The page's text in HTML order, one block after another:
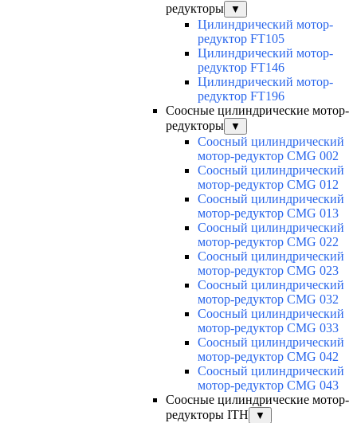
редукторы
▼
Цилиндрический мотор-
редуктор FT105
Цилиндрический мотор-
редуктор FT146
Цилиндрический мотор-
редуктор FT196
Соосные цилиндрические мотор-
редукторы
▼
Соосный цилиндрический
мотор-редуктор CMG 002
Соосный цилиндрический
мотор-редуктор CMG 012
Соосный цилиндрический
мотор-редуктор CMG 013
Соосный цилиндрический
мотор-редуктор CMG 022
Соосный цилиндрический
мотор-редуктор CMG 023
Соосный цилиндрический
мотор-редуктор CMG 032
Соосный цилиндрический
мотор-редуктор CMG 033
Соосный цилиндрический
мотор-редуктор CMG 042
Соосный цилиндрический
мотор-редуктор CMG 043
Соосные цилиндрические мотор-
редукторы ITH
▼